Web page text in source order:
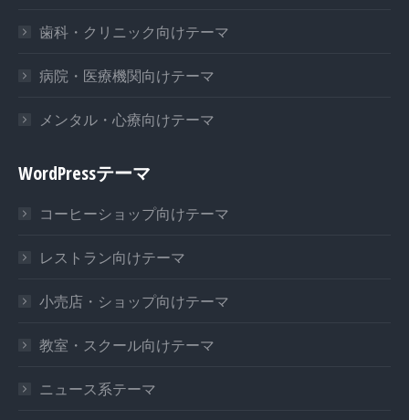
歯科・クリニック向けテーマ
病院・医療機関向けテーマ
メンタル・心療向けテーマ
WordPressテーマ
コーヒーショップ向けテーマ
レストラン向けテーマ
小売店・ショップ向けテーマ
教室・スクール向けテーマ
ニュース系テーマ